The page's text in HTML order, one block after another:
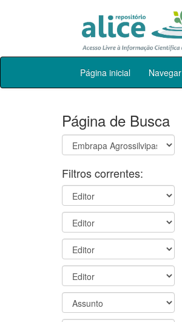
Skip
Página inicial Navegar
Página de Busca
Filtros correntes: